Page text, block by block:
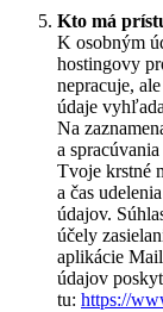
Kto má
K osobným
hostingovy
nepracuje,
údaje
Na
a
Tvoje krstné
a čas
údajov.
účely
aplikácie
údajov
tu: https://